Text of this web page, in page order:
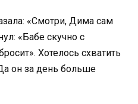
«Смотри, Дима сам
«Бабе скучно с
Хотелось схватить
он за день больше